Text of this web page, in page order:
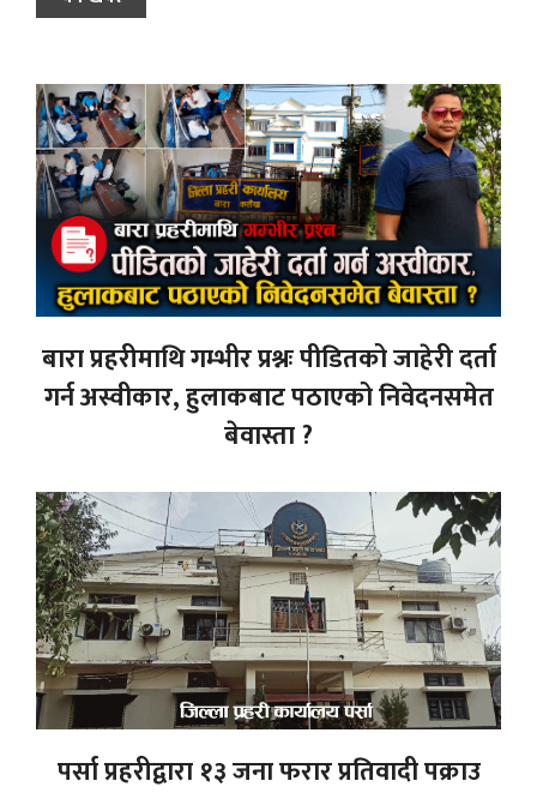
बारा प्रहरीमाथि गम्भीर प्रश्नः पीडितको जाहेरी दर्ता
गर्न अस्वीकार, हुलाकबाट पठाएको निवेदनसमेत
बेवास्ता ?
पर्सा प्रहरीद्वारा १३ जना फरार प्रतिवादी पक्राउ